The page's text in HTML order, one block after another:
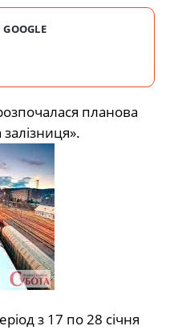
планова
з 17 по 28 січня